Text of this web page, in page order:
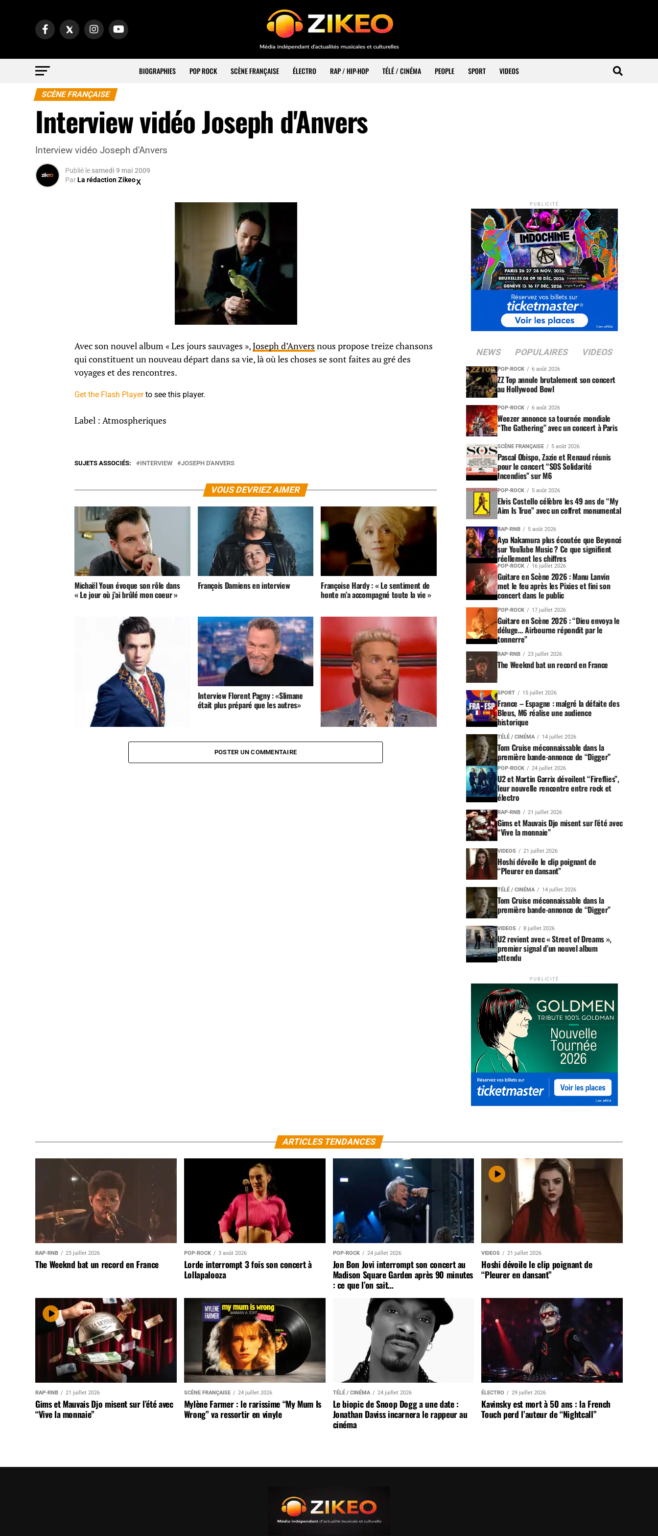
BIOGRAPHIES POP ROCK SCÈNE FRANÇAISE ÉLECTRO RAP / HIP-HOP TÉLÉ / CINÉMA PEOPLE SPORT VIDEOS
SCÈNE FRANÇAISE
Interview vidéo Joseph d'Anvers
Interview vidéo Joseph d'Anvers
Publié lesamedi 9 mai 2009
ParLa rédaction Zikeo
Avec son nouvel album « Les jours sauvages »,Joseph d’Anvers nous propose treize chansons
qui constituent un nouveau départ dans sa vie, là où les choses se sont faites au gré des
voyages et des rencontres.
Get the Flash Playerto see this player.
Label : Atmospheriques
SUJETS ASSOCIÉS: INTERVIEW JOSEPH D'ANVERS
VOUS DEVRIEZ AIMER
Michaël Youn évoque son rôle dans
« Le jour où j’ai brûlé mon coeur »
François Damiens en interview Françoise Hardy : « Le sentiment de
honte m’a accompagné toute la vie »
car je déteste perdre mon temps »
Interview Florent Pagny : «Slimane
était plus préparé que les autres»
musique pour être le meilleur
POSTER UN COMMENTAIRE
PUBLICITÉ
NEWS POPULAIRES VIDEOS
POP-ROCK 6 août 2026
ZZ Top annule brutalement son concert
au Hollywood Bowl
POP-ROCK 6 août 2026
Weezer annonce sa tournée mondiale
“The Gathering” avec un concert à Paris
SCÈNE FRANÇAISE 5 août 2026
Pascal Obispo, Zazie et Renaud réunis
pour le concert “SOS Solidarité
Incendies” sur M6
POP-ROCK 5 août 2026
Elvis Costello célèbre les 49 ans de “My
Aim Is True” avec un coffret monumental
RAP-RNB 5 août 2026
Aya Nakamura plus écoutée que Beyoncé
sur YouTube Music ? Ce que signifient
réellement les chiffres
POP-ROCK 16 juillet 2026
Guitare en Scène 2026 : Manu Lanvin
met le feu après les Pixies et fini son
concert dans le public
POP-ROCK 17 juillet 2026
Guitare en Scène 2026 : “Dieu envoya le
déluge… Airbourne répondit par le
tonnerre”
RAP-RNB 23 juillet 2026
The Weeknd bat un record en France
SPORT 15 juillet 2026
France – Espagne : malgré la défaite des
Bleus, M6 réalise une audience
historique
TÉLÉ / CINÉMA 14 juillet 2026
Tom Cruise méconnaissable dans la
première bande-annonce de “Digger”
POP-ROCK 24 juillet 2026
U2 et Martin Garrix dévoilent “Fireflies”,
leur nouvelle rencontre entre rock et
électro
RAP-RNB 21 juillet 2026
Gims et Mauvais Djo misent sur l’été avec
“Vive la monnaie”
VIDEOS 21 juillet 2026
Hoshi dévoile le clip poignant de
“Pleurer en dansant”
TÉLÉ / CINÉMA 14 juillet 2026
Tom Cruise méconnaissable dans la
première bande-annonce de “Digger”
VIDEOS 8 juillet 2026
U2 revient avec « Street of Dreams »,
premier signal d’un nouvel album
attendu
PUBLICITÉ
ARTICLES TENDANCES
RAP-RNB 23 juillet 2026
The Weeknd bat un record en France
POP-ROCK 3 août 2026
Lorde interrompt 3 fois son concert à
Lollapalooza
POP-ROCK 24 juillet 2026
Jon Bon Jovi interrompt son concert au
Madison Square Garden après 90 minutes
: ce que l’on sait…
VIDEOS 21 juillet 2026
Hoshi dévoile le clip poignant de
“Pleurer en dansant”
RAP-RNB 21 juillet 2026
Gims et Mauvais Djo misent sur l’été avec
“Vive la monnaie”
SCÈNE FRANÇAISE 24 juillet 2026
Mylène Farmer : le rarissime “My Mum Is
Wrong” va ressortir en vinyle
TÉLÉ / CINÉMA 24 juillet 2026
Le biopic de Snoop Dogg a une date :
Jonathan Daviss incarnera le rappeur au
cinéma
ÉLECTRO 29 juillet 2026
Kavinsky est mort à 50 ans : la French
Touch perd l’auteur de “Nightcall”